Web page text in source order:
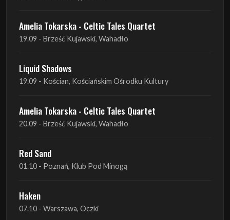
Amelia Tokarska - Celtic Tales Quartet
19.09 - Brześć Kujawski, Wahadło
Liquid Shadows
19.09 - Kościan, Kościańskim Ośrodku Kultury
Amelia Tokarska - Celtic Tales Quartet
20.09 - Brześć Kujawski, Wahadło
Red Sand
01.10 - Poznań, Klub Pod Minogą
Haken
07.10 - Warszawa, Oczki